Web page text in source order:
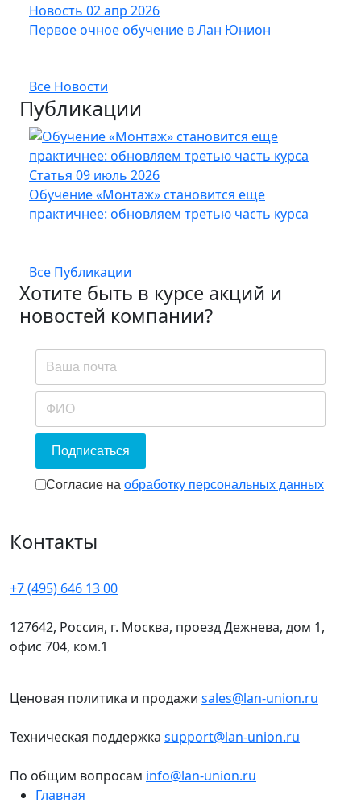
Новость 02 апр 2026
Первое очное обучение в Лан Юнион
Все Новости
Публикации
Статья 09 июль 2026
Обучение «Монтаж» становится еще
практичнее: обновляем третью часть курса
Все Публикации
Хотите быть в курсе акций и
новостей компании?
Подписаться
Согласие на обработку персональных
Согласие на обработку персональных данных
Контакты
+7 (495) 646 13 00
127642, Россия, г. Москва, проезд Дежнева, дом 1,
офис 704, ком.1
Ценовая политика и продажи sales@lan-union.ru
Техническая поддержка support@lan-union.ru
По общим вопросам info@lan-union.ru
Главная